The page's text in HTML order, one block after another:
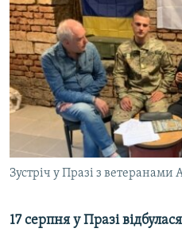
МУЛЬТИМЕДІА
ФОТО
СПЕЦПРОЄКТИ
ПОДКАСТИ
КРИМ РЕАЛІЇ
РУС
КТАТ
Зустріч у Празі з ветеранами
17 серпня у Празі